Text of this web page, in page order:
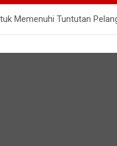
Memenuhi Tuntutan